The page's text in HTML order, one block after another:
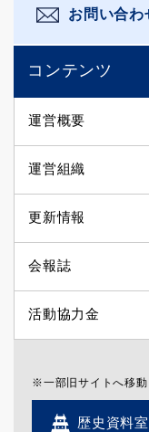
お問い合わ
コンテンツ
運営概要
運営組織
更新情報
会報誌
活動協力金
※一部旧サイトへ移動
歴史資料室